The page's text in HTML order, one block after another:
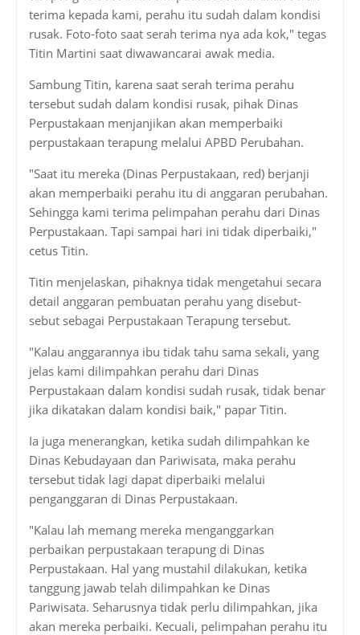
terima kepada kami, perahu itu sudah dalam kondisi
rusak. Foto-foto saat serah terima nya ada kok," tegas
Titin Martini saat diwawancarai awak media.
Sambung Titin, karena saat serah terima perahu
tersebut sudah dalam kondisi rusak, pihak Dinas
Perpustakaan menjanjikan akan memperbaiki
perpustakaan terapung melalui APBD Perubahan.
"Saat itu mereka (Dinas Perpustakaan, red) berjanji
akan memperbaiki perahu itu di anggaran perubahan.
Sehingga kami terima pelimpahan perahu dari Dinas
Perpustakaan. Tapi sampai hari ini tidak diperbaiki,"
cetus Titin.
Titin menjelaskan, pihaknya tidak mengetahui secara
detail anggaran pembuatan perahu yang disebut-
sebut sebagai Perpustakaan Terapung tersebut.
"Kalau anggarannya ibu tidak tahu sama sekali, yang
jelas kami dilimpahkan perahu dari Dinas
Perpustakaan dalam kondisi sudah rusak, tidak benar
jika dikatakan dalam kondisi baik," papar Titin.
Ia juga menerangkan, ketika sudah dilimpahkan ke
Dinas Kebudayaan dan Pariwisata, maka perahu
tersebut tidak lagi dapat diperbaiki melalui
penganggaran di Dinas Perpustakaan.
"Kalau lah memang mereka menganggarkan
perbaikan perpustakaan terapung di Dinas
Perpustakaan. Hal yang mustahil dilakukan, ketika
tanggung jawab telah dilimpahkan ke Dinas
Pariwisata. Seharusnya tidak perlu dilimpahkan, jika
akan mereka perbaiki. Kecuali, pelimpahan perahu itu